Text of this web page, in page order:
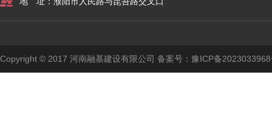
Copyright © 2017 河南融基建设有限公司 备案号： 豫ICP备